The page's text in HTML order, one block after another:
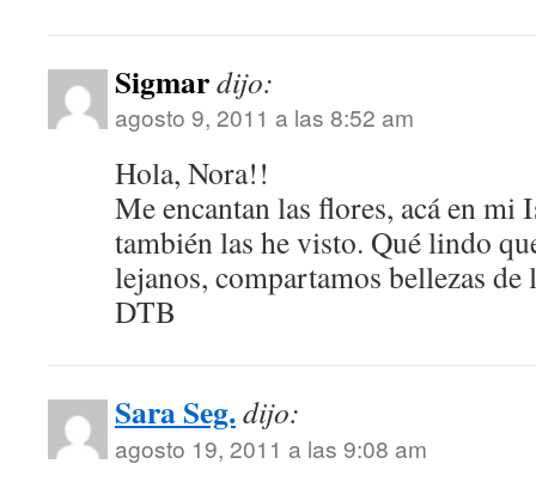
Sigmardijo:
agosto 9, 2011 a las 8:52 am
Hola, Nora!!
Me encantan las flores, acá en mi
también las he visto. Qué lindo
lejanos, compartamos bellezas
DTB
Sara Seg.dijo:
agosto 19, 2011 a las 9:08 am